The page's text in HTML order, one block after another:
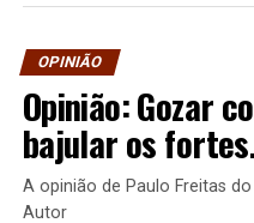
OPINIÃO
Opinião: Gozar
bajular os
A opinião de Paulo Freitas
Autor